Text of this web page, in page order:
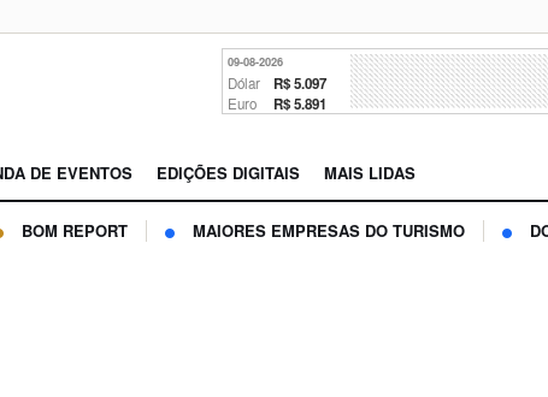
09-08-2026
Dólar R$ 5.097
Euro R$ 5.891
DE EVENTOS EDIÇÕES DIGITAIS MAIS LIDAS
BOM REPORT MAIORES EMPRESAS DO TURISMO